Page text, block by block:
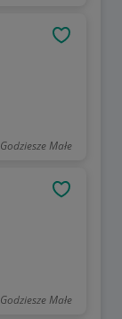
Godziesze Małe
Godziesze Małe